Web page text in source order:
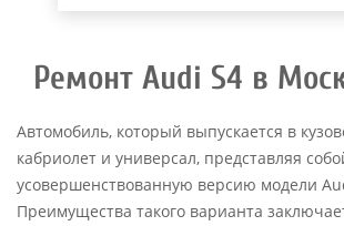
Ремонт Audi S4 в
Автомобиль, который выпускается в
кабриолет и универсал, представляя
усовершенствованную версию модели
Преимущества такого варианта